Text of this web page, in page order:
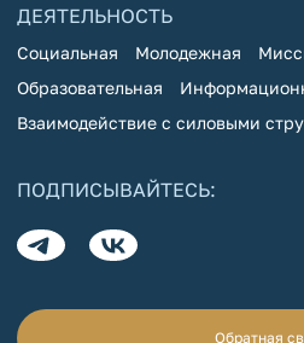
ДЕЯТЕЛЬНОСТЬ
Социальная Молодежная
Образовательная
Взаимодействие с силовыми
ПОДПИСЫВАЙТЕСЬ:
Обратная